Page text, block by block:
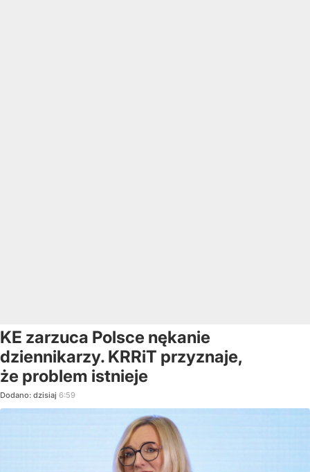
KE zarzuca Polsce nękanie
dziennikarzy. KRRiT przyznaje,
że problem istnieje
Dodano: dzisiaj 6:59